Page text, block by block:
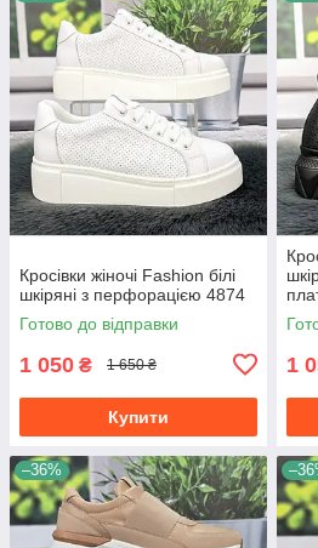
Кросівки жіночі Fashion білі
шкіряні з перфорацією 4874
Готово до відправки
1 050 ₴ 1 650 ₴
Купити
1
–36%